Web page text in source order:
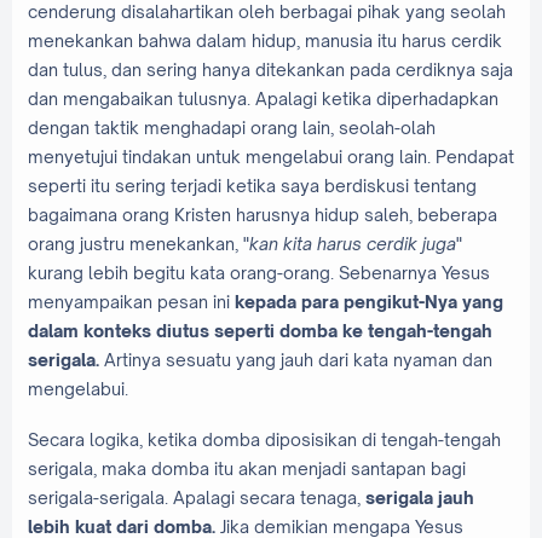
cenderung disalahartikan oleh berbagai pihak yang seolah
menekankan bahwa dalam hidup, manusia itu harus cerdik
dan tulus, dan sering hanya ditekankan pada cerdiknya saja
dan mengabaikan tulusnya. Apalagi ketika diperhadapkan
dengan taktik menghadapi orang lain, seolah-olah
menyetujui tindakan untuk mengelabui orang lain. Pendapat
seperti itu sering terjadi ketika saya berdiskusi tentang
bagaimana orang Kristen harusnya hidup saleh, beberapa
orang justru menekankan, "kan kita harus cerdik juga"
kurang lebih begitu kata orang-orang. Sebenarnya Yesus
menyampaikan pesan ini kepada para pengikut-Nya yang
dalam konteks diutus seperti domba ke tengah-tengah
serigala. Artinya sesuatu yang jauh dari kata nyaman dan
mengelabui.
Secara logika, ketika domba diposisikan di tengah-tengah
serigala, maka domba itu akan menjadi santapan bagi
serigala-serigala. Apalagi secara tenaga, serigala jauh
lebih kuat dari domba. Jika demikian mengapa Yesus